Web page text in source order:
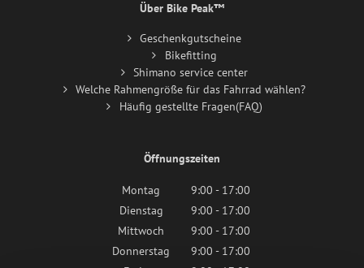
Über Bike Peak™
Geschenkgutscheine
Bikefitting
Shimano service center
Welche Rahmengröße für das Fahrrad wählen?
Häufig gestellte Fragen(FAQ)
Öffnungszeiten
Montag
9:00 - 17:00
Dienstag
9:00 - 17:00
Mittwoch
9:00 - 17:00
Donnerstag
9:00 - 17:00